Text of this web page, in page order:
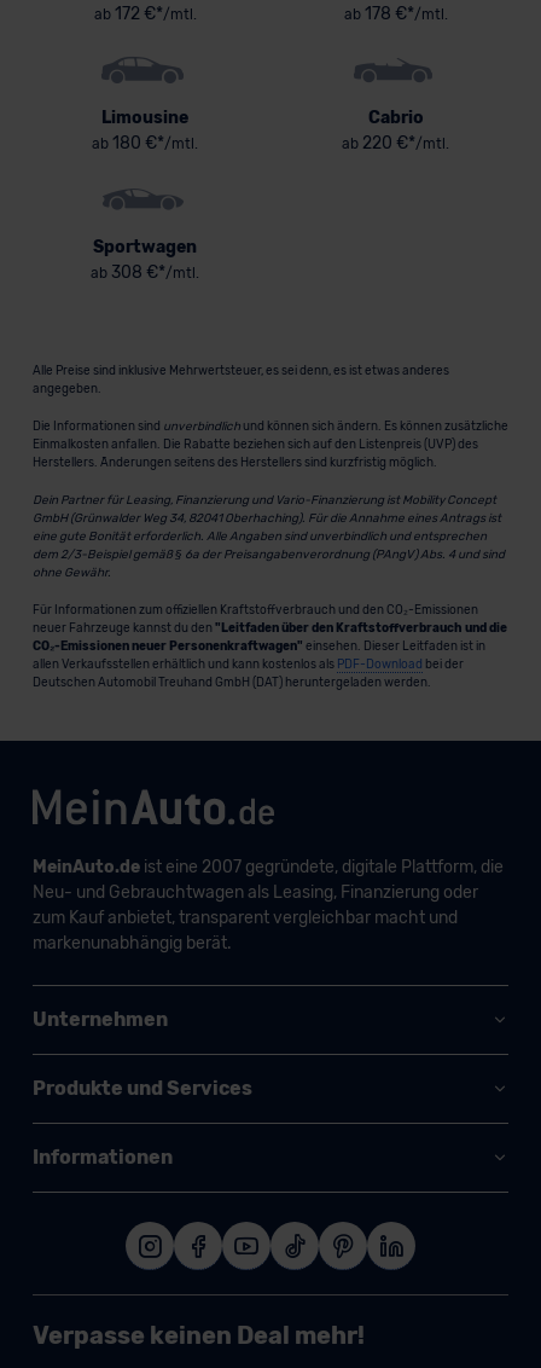
ab172 €*/mtl. ab178 €*/mtl.
Limousine
ab 180 €*/mtl.
Cabrio
ab 220 €*/mtl.
Sportwagen
ab 308 €*/mtl.
Alle Preise sind inklusive Mehrwertsteuer, es sei denn, es ist etwas anderes
angegeben.
Die Informationen sind unverbindlichund können sich ändern. Es können zusätzliche
Einmalkosten anfallen. Die Rabatte beziehen sich auf den Listenpreis (UVP) des
Herstellers. Änderungen seitens des Herstellers sind kurzfristig möglich.
Dein Partner für Leasing, Finanzierung und Vario-Finanzierung ist Mobility Concept
GmbH (Grünwalder Weg 34, 82041 Oberhaching). Für die Annahme eines Antrags ist
eine gute Bonität erforderlich. Alle Angaben sind unverbindlich und entsprechen
dem 2/3-Beispiel gemäß § 6a der Preisangabenverordnung (PAngV) Abs. 4 und sind
ohne Gewähr.
Für Informationen zum offiziellen Kraftstoffverbrauch und den CO₂-Emissionen
neuer Fahrzeuge kannst du den "Leitfaden über den Kraftstoffverbrauch und die
CO₂-Emissionen neuer Personenkraftwagen" einsehen. Dieser Leitfaden ist in
allen Verkaufsstellen erhältlich und kann kostenlos als PDF-Download bei der
Deutschen Automobil Treuhand GmbH (DAT) heruntergeladen werden.
MeinAuto.deist eine 2007 gegründete, digitale Plattform, die
Neu- und Gebrauchtwagen als Leasing, Finanzierung oder
zum Kauf anbietet, transparent vergleichbar macht und
markenunabhängig berät.
Unternehmen
Produkte und Services
Informationen
Verpasse keinen Deal mehr!